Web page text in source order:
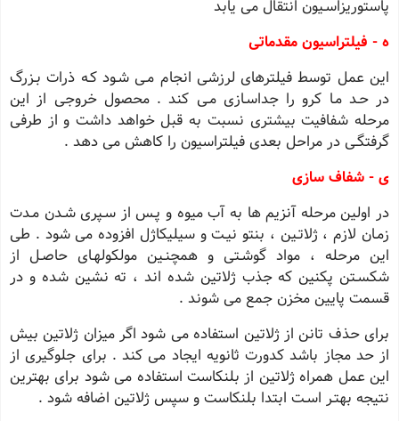
پاستوریزاسـیون انتقال می یابد
ه - فیلتراسیون مقدماتی
این عمل توسط فیلترهای لرزشی انجام مـی شـود کـه ذرات بـزرگ
در حـد مـا کرو را جداسـازی مـی کند . محصول خروجی از این
مرحله شفافیت بیشتری نسبت به قبل خواهد داشت و از طرفی
گرفتگـی در مراحل بعدی فیلتراسیون را کاهش می دهد .
ی - شفاف سازی
در اولین مرحله آنزیم ها به آب میوه و پـس از سـپری شـدن مـدت
زمـان لازم ، ژلاتـین ، بنتو نیـت و سیلیکاژل افزوده می شود . طی
این مرحله ، مواد گوشـتی و همچنـین مولکولهـای حاصـل از
شکسـتن پکنین که جذب ژلاتین شده اند ، ته نشین شده و در
قسمت پایین مخزن جمع می شوند .
برای حذف تانن از ژلاتین استفاده می شود اگر میزان ژلاتین بیش
از حد مجاز باشد کدورت ثانویه ایجاد می کند . برای جلوگیری از
این عمل همراه ژلاتین از بلنکاست استفاده می شود برای بهترین
نتیجه بهتـر اسـت ابتدا بلنکاست و سپس ژلاتین اضافه شود .